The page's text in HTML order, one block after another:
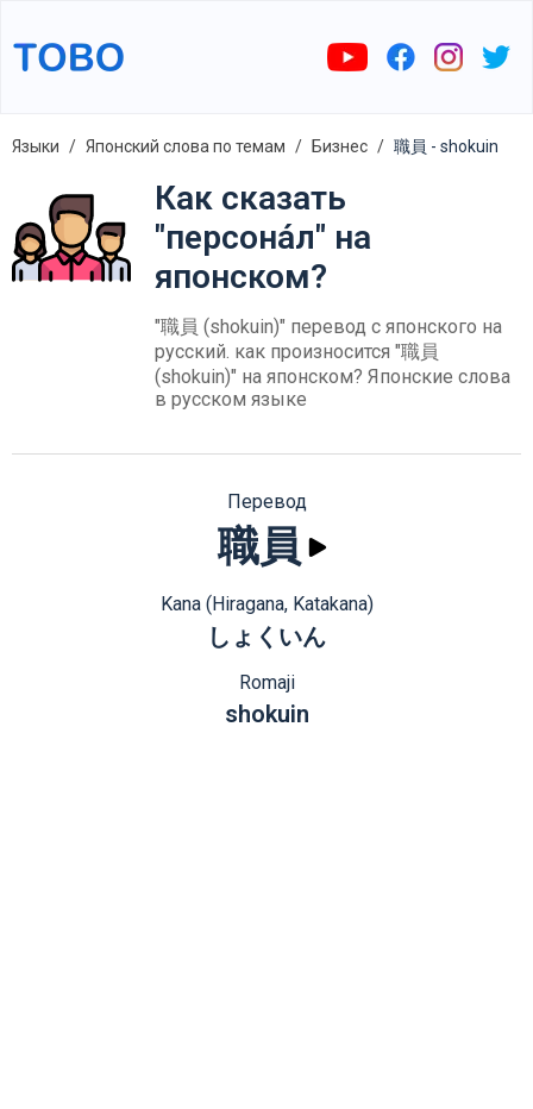
Языки Японский слова по темам Бизнес 職員 - shokuin
Как сказать
"персона́л" на
японском?
"職員 (shokuin)" перевод с японского на
русский. как произносится "職員
(shokuin)" на японском? Японские слова
в русском языке
Перевод
職員
Kana (Hiragana, Katakana)
しょくいん
Romaji
shokuin